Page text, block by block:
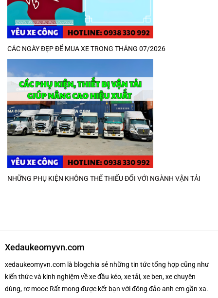
CÁC NGÀY ĐẸP ĐỂ MUA XE TRONG THÁNG 07/2026
NHỮNG PHỤ KIỆN KHÔNG THỂ THIẾU ĐỐI VỚI NGÀNH VẬN TẢI
Xedaukeomyvn.com
xedaukeomyvn.com là blogchia sẻ những tin tức tổng hợp cũng như
kiến thức và kinh nghiệm về xe đầu kéo, xe tải, xe ben, xe chuyên
dùng, rơ mooc Rất mong được kết bạn với đông đảo anh em gần xa.